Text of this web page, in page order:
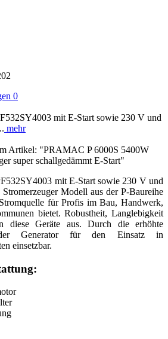
0
mit E-Start sowie 230 V und
mehr
Artikel: "PRAMAC P 6000S 5400W
super schallgedämmt E-Start"
mit E-Start sowie 230 V und
Modell aus der P-Baureihe
für Profis im Bau, Handwerk,
bietet. Robustheit, Langlebigkeit
diese Geräte aus. Durch die erhöhte
Generator für den Einsatz in
einsetzbar.